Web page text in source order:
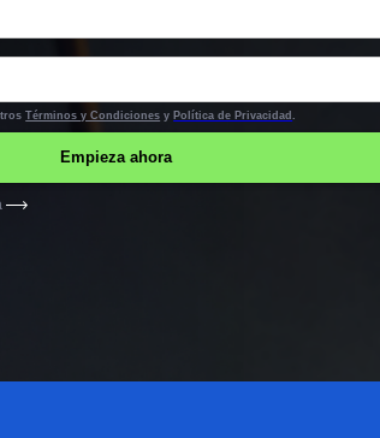
Términos y Condiciones y Política de Privacidad